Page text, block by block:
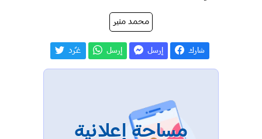
محمد منير
شارك إرسل إرسل غـّرد
مساحة إعلانية